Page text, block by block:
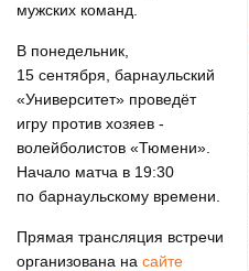
мужских команд.
В понедельник,
15 сентября, барнаульский
«Университет» проведёт
игру против хозяев -
волейболистов «Тюмени».
Начало матча в 19:30
по барнаульскому времени.
Прямая трансляция встречи
организована на сайте